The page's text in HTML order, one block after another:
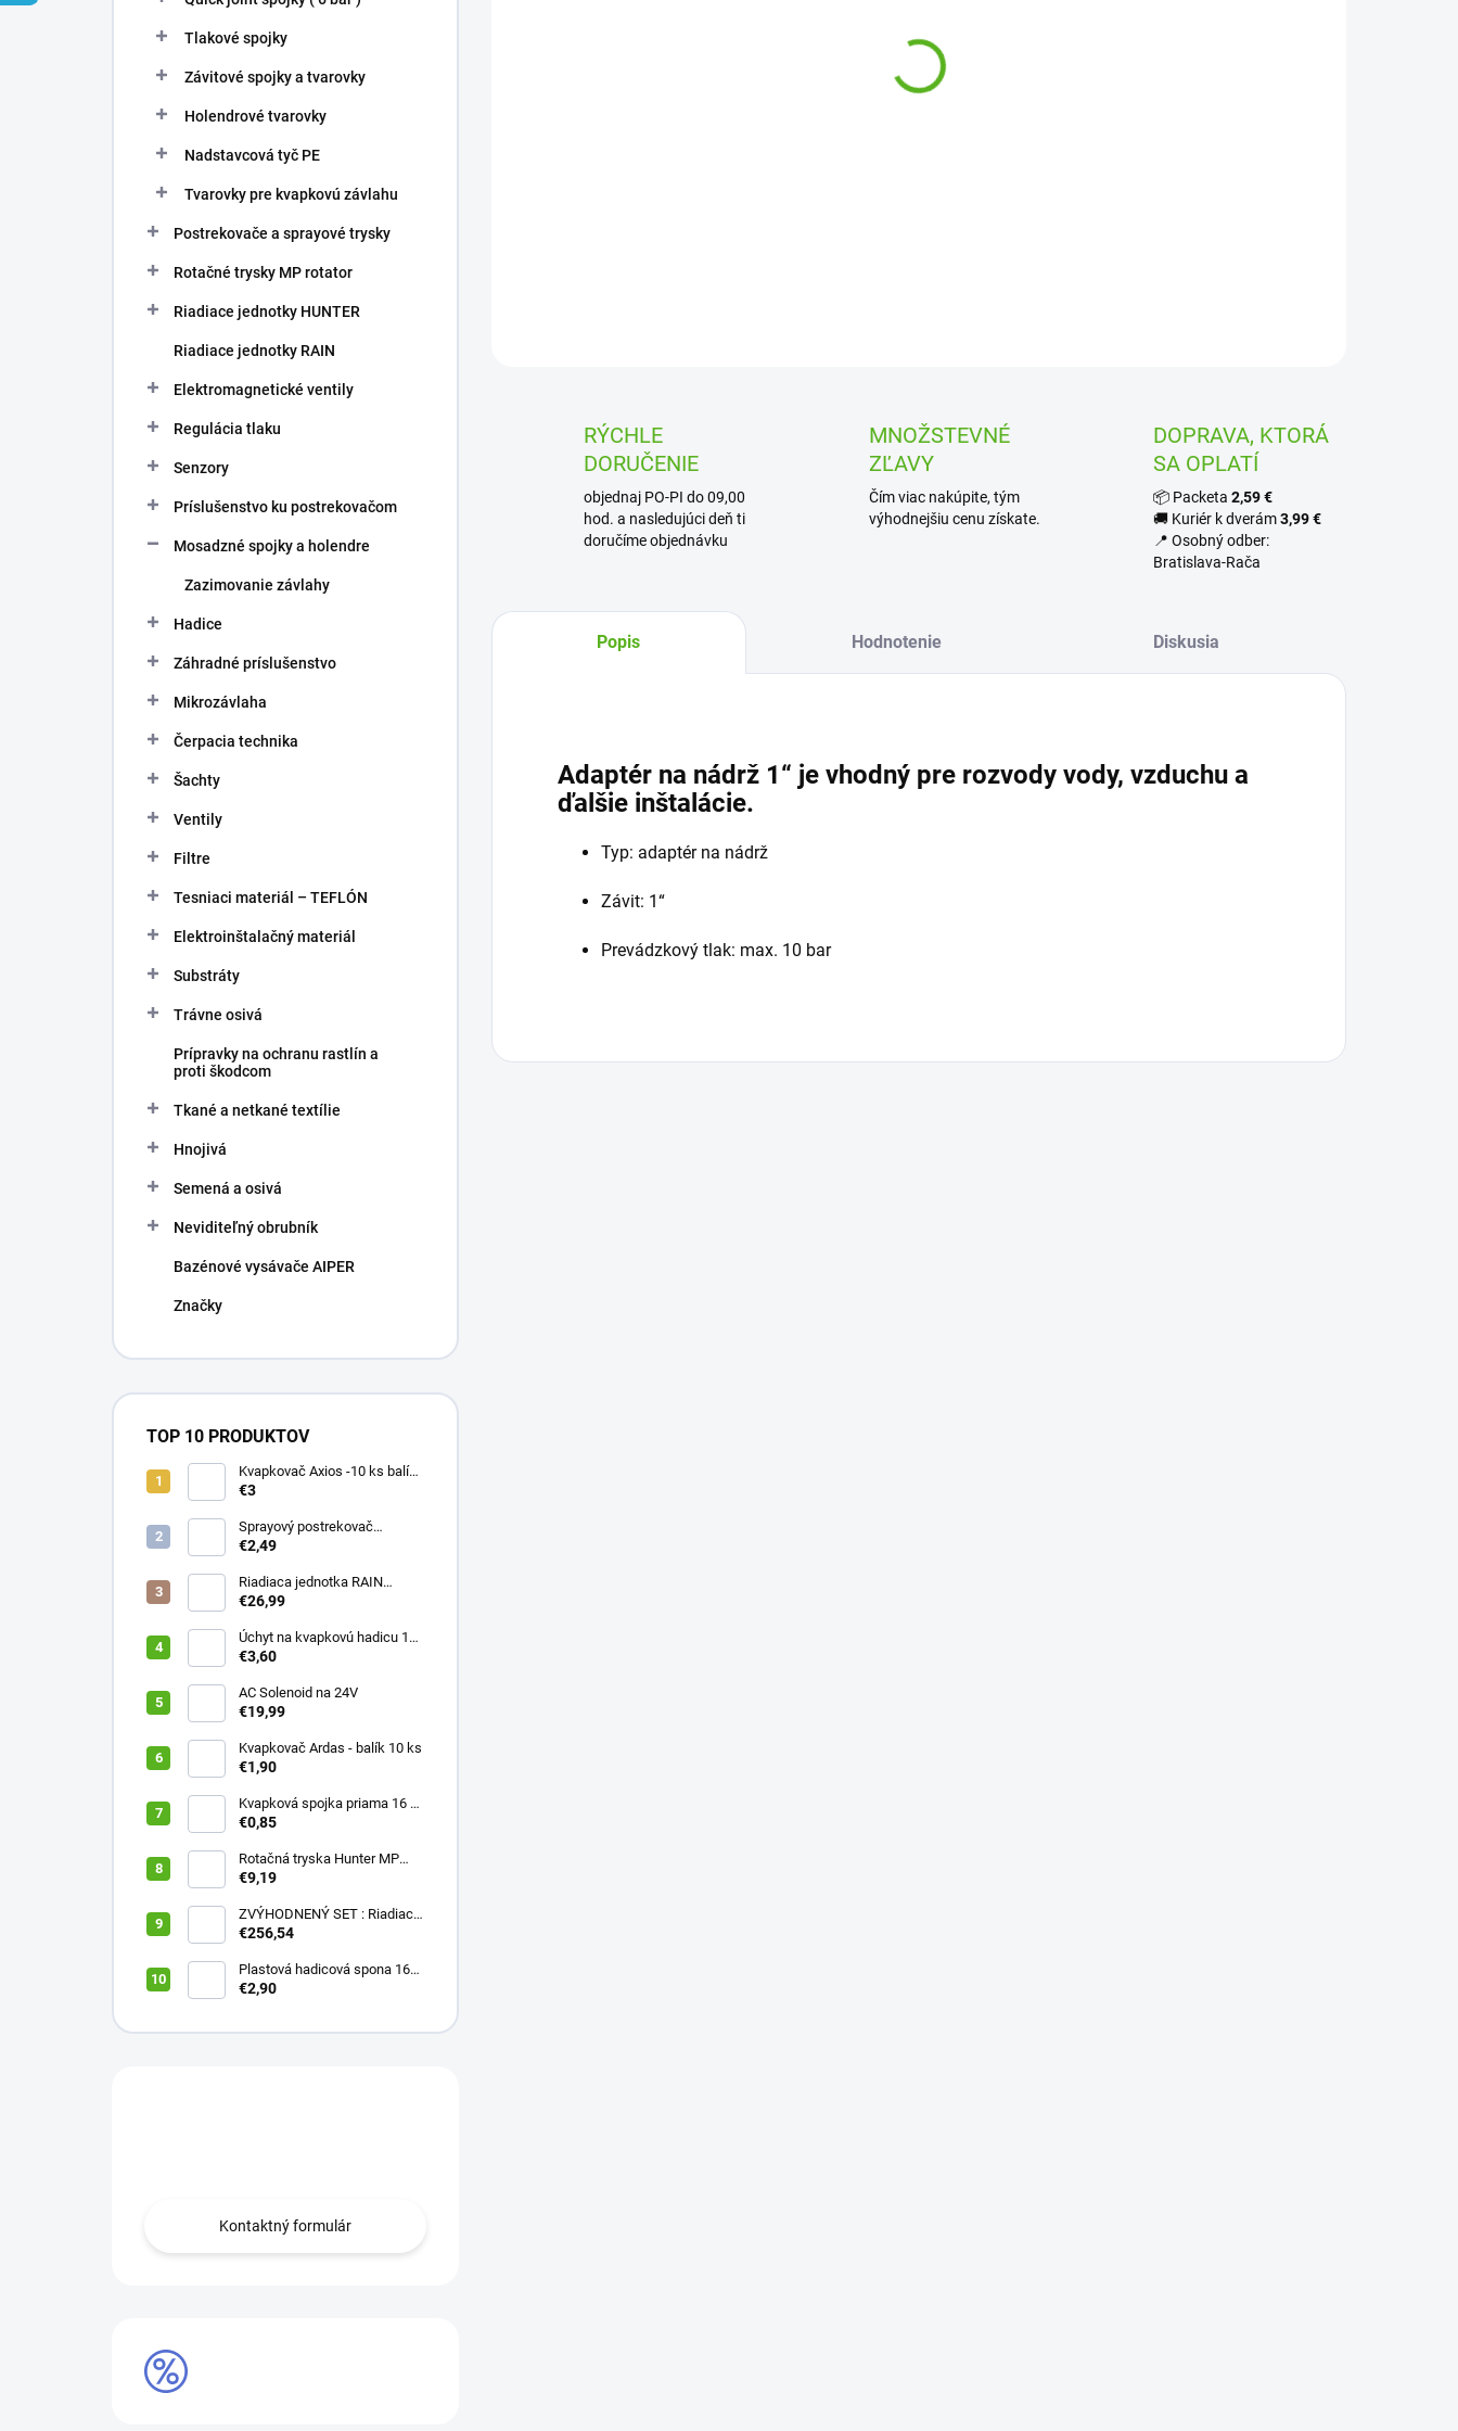
Tlakové spojky
Závitové spojky a tvarovky
Holendrové tvarovky
Nadstavcová tyč PE
Tvarovky pre kvapkovú závlahu
Postrekovače a sprayové trysky
Rotačné trysky MP rotator
Riadiace jednotky HUNTER
Riadiace jednotky RAIN
Elektromagnetické ventily
Regulácia tlaku
Senzory
Príslušenstvo ku postrekovačom
Mosadzné spojky a holendre
Zazimovanie závlahy
Hadice
Záhradné príslušenstvo
Mikrozávlaha
Čerpacia technika
Šachty
Ventily
Filtre
Tesniaci materiál – TEFLÓN
Elektroinštalačný materiál
Substráty
Trávne osivá
Prípravky na ochranu rastlín a
proti škodcom
Tkané a netkané textílie
Hnojivá
Semená a osivá
Neviditeľný obrubník
Bazénové vysávače AIPER
Značky
TOP 10 PRODUKTOV
Kvapkovač Axios -10 ks balík,
prietok 4 l/h, regulácia tlaku
€3
Sprayový postrekovač
HUNTER Pro Spray 04
€2,49
Riadiaca jednotka RAIN
PRESSURE ZERO
€26,99
Úchyt na kvapkovú hadicu 16-
20 mm ČIERNY (balík 20 ks)
€3,60
AC Solenoid na 24V
€19,99
Kvapkovač Ardas - balík 10 ks
€1,90
Kvapková spojka priama 16 x
16 (balík 10 ks)
€0,85
Rotačná tryska Hunter MP
2000 90
€9,19
ZVÝHODNENÝ SET : Riadiaca
jednotka X2 401E + WAND
€256,54
Plastová hadicová spona 16
mm (balík 10 ks)
€2,90
Kontaktný formulár
RÝCHLE
DORUČENIE
objednaj PO-PI do 09,00
hod. a nasledujúci deň ti
doručíme objednávku
MNOŽSTEVNÉ
ZĽAVY
Čím viac nakúpite, tým
výhodnejšiu cenu získate.
DOPRAVA, KTORÁ
SA OPLATÍ
📦 Packeta2,59 €
🚚 Kuriér k dverám3,99 €
📍 Osobný odber:
Bratislava-Rača
Popis Hodnotenie Diskusia
Adaptér na nádrž 1“ je vhodný pre rozvody vody, vzduchu a
ďalšie inštalácie.
Typ: adaptér na nádrž
Závit: 1“
Prevádzkový tlak: max. 10 bar